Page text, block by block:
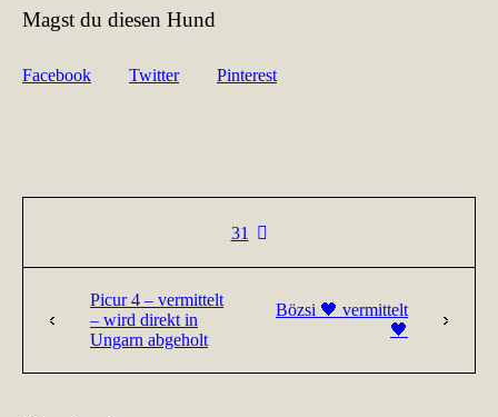
Magst du diesen Hund
Facebook Twitter Pinterest
31
Picur 4 – vermittelt
– wird direkt in
Ungarn abgeholt
Bözsi 🖤 vermittelt
🖤